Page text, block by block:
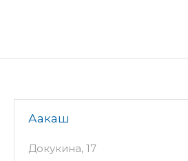
Аакаш
Докукина, 17